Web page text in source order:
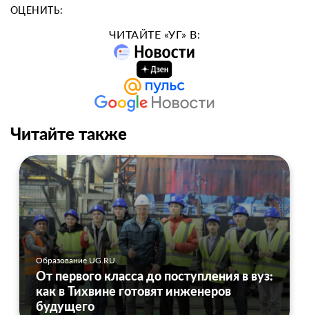
ОЦЕНИТЬ:
ЧИТАЙТЕ «УГ» В:
Читайте также
Образование UG.RU
От первого класса до поступления в вуз:
как в Тихвине готовят инженеров
будущего